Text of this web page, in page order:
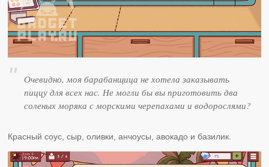
Очевидно, моя барабанщица не хотела заказывать
пиццу для всех нас. Не могли бы вы приготовить два
соленых моряка с морскими черепахами и водорослями?
Красный соус, сыр, оливки, анчоусы, авокадо и базилик.